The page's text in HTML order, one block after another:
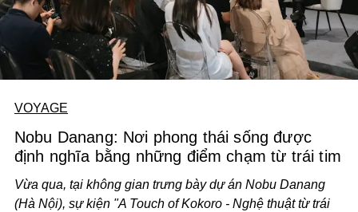
VOYAGE
Nobu Danang: Nơi phong thái sống được
định nghĩa bằng những điểm chạm từ trái tim
Vừa qua, tại không gian trưng bày dự án Nobu Danang
(Hà Nội), sự kiện "A Touch of Kokoro - Nghệ thuật từ trái